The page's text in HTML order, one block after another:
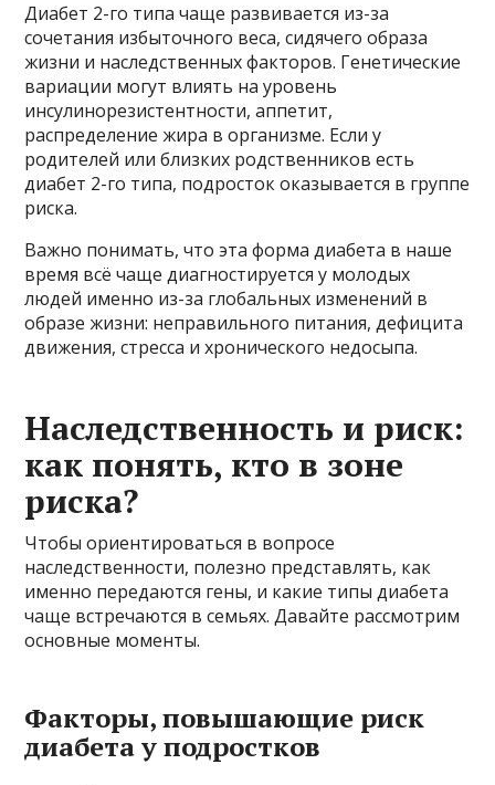
Диабет 2-го типа чаще развивается из-за
сочетания избыточного веса, сидячего образа
жизни и наследственных факторов. Генетические
вариации могут влиять на уровень
инсулинорезистентности, аппетит,
распределение жира в организме. Если у
родителей или близких родственников есть
диабет 2-го типа, подросток оказывается в группе
риска.
Важно понимать, что эта форма диабета в наше
время всё чаще диагностируется у молодых
людей именно из-за глобальных изменений в
образе жизни: неправильного питания, дефицита
движения, стресса и хронического недосыпа.
Наследственность и риск:
как понять, кто в зоне
риска?
Чтобы ориентироваться в вопросе
наследственности, полезно представлять, как
именно передаются гены, и какие типы диабета
чаще встречаются в семьях. Давайте рассмотрим
основные моменты.
Факторы, повышающие риск
диабета у подростков